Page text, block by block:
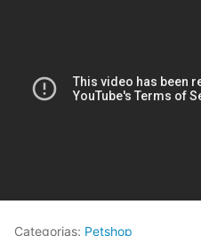
Categorias: Petshop